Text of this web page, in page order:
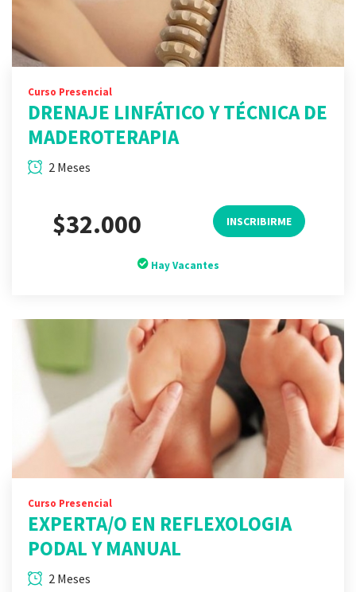
Curso Presencial
DRENAJE LINFÁTICO Y TÉCNICA DE
MADEROTERAPIA
2 Meses
$32.000 INSCRIBIRME
Hay Vacantes
Curso Presencial
EXPERTA/O EN REFLEXOLOGIA
PODAL Y MANUAL
2 Meses